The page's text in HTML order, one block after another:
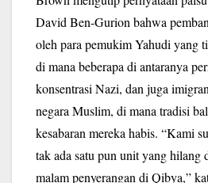
David Ben-Gurion bahwa
oleh para pemukim Yahudi yang
di mana beberapa di antaranya
konsentrasi Nazi, dan juga
negara Muslim, di mana tradisi
kesabaran mereka habis. “Kami
tak ada satu pun unit yang hilang
malam penyerangan di Qibya,”